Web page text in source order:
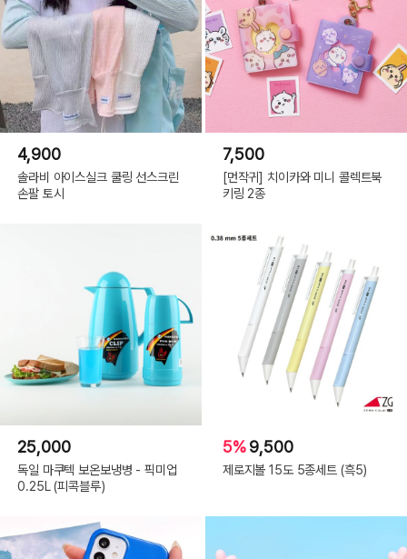
4,900
솔라비 아이스실크 쿨링 선스크린
손팔 토시
7,500
[먼작귀] 치이카와 미니 콜렉트북
키링 2종
25,000
독일 마쿠텍 보온보냉병 - 픽미업
0.25L (피콕블루)
5%9,500
제로지볼 15도 5종세트 (흑5)